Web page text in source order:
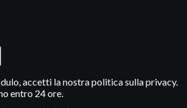
accetti la nostra politica sulla privacy.
entro 24 ore.